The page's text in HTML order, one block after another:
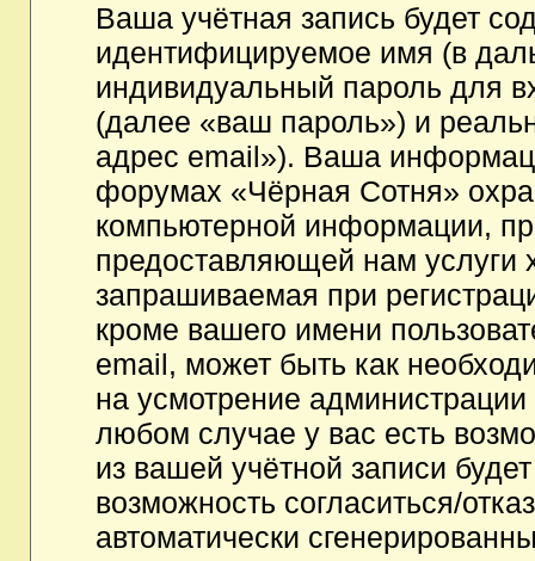
Ваша учётная запись будет
идентифицируемое имя (в
индивидуальный пароль для
(далее «ваш пароль») и
адрес email»). Ваша
форумах «Чёрная Сотня»
компьютерной информации,
предоставляющей нам услуги
запрашиваемая при
кроме вашего имени
email, может быть как
на усмотрение
любом случае у вас есть
из вашей учётной записи
возможность согласиться/
автоматически